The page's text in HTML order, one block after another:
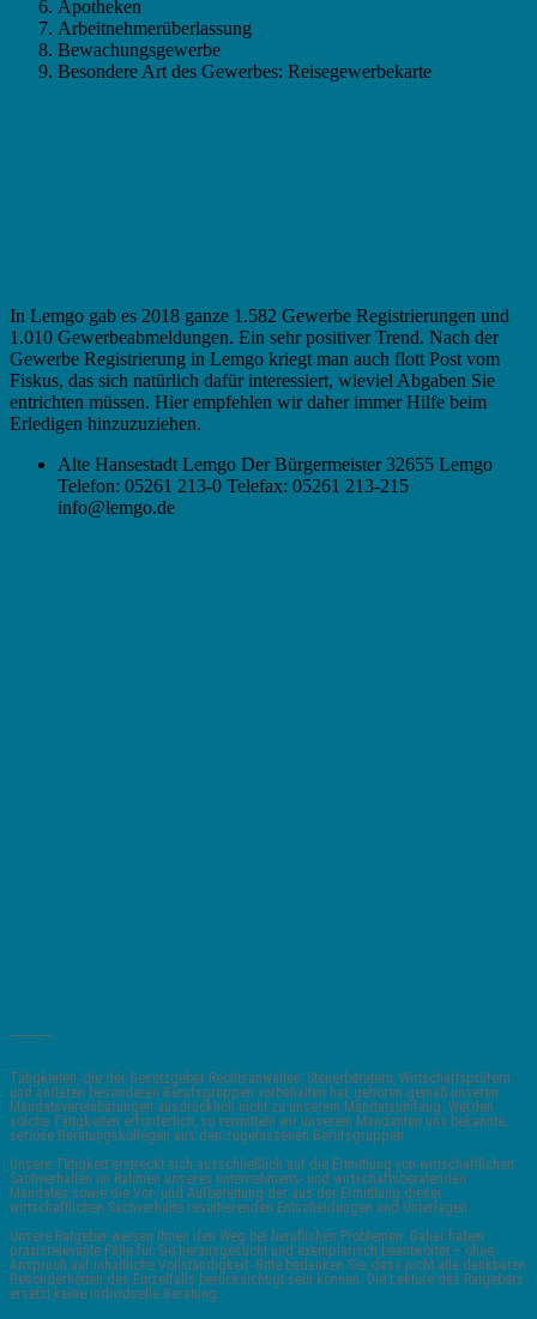
Apotheken
Arbeitnehmerüberlassung
Bewachungsgewerbe
Besondere Art des Gewerbes: Reisegewerbekarte
In Lemgo gab es 2018 ganze 1.582 Gewerbe Registrierungen und
1.010 Gewerbeabmeldungen. Ein sehr positiver Trend. Nach der
Gewerbe Registrierung in Lemgo kriegt man auch flott Post vom
Fiskus, das sich natürlich dafür interessiert, wieviel Abgaben Sie
entrichten müssen. Hier empfehlen wir daher immer Hilfe beim
Erledigen hinzuzuziehen.
Alte Hansestadt Lemgo Der Bürgermeister 32655 Lemgo
Telefon: 05261 213-0 Telefax: 05261 213-215
info@lemgo.de
Tätigkeiten, die der Gesetzgeber Rechtsanwälten, Steuerberatern, Wirtschaftsprüfern
und anderen besonderen Berufsgruppen vorbehalten hat, gehören gemäß unseren
Mandatsvereinbarungen ausdrücklich nicht zu unserem Mandatsumfang. Werden
solche Tätigkeiten erforderlich, so vermitteln wir unserem Mandanten uns bekannte,
seriöse Beratungskollegen aus den zugelassenen Berufsgruppen.
Unsere Tätigkeit erstreckt sich ausschließlich auf die Ermittlung von wirtschaftlichen
Sachverhalten im Rahmen unseres unternehmens- und wirtschaftsberatenden
Mandates sowie die Vor- und Aufbereitung der aus der Ermittlung dieser
wirtschaftlichen Sachverhalte resultierenden Entscheidungen und Unterlagen.
Unsere Ratgeber weisen Ihnen den Weg bei beruflichen Problemen. Daher haben
praxisrelevante Fälle für Sie herausgesucht und exemplarisch beantwortet – ohne
Anspruch auf inhaltliche Vollständigkeit. Bitte bedenken Sie, dass nicht alle denkbaren
Besonderheiten des Einzelfalls berücksichtigt sein können. Die Lektüre des Ratgebers
ersetzt keine individuelle Beratung.